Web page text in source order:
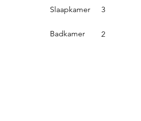
Slaapkamer
Badkamer
3
2